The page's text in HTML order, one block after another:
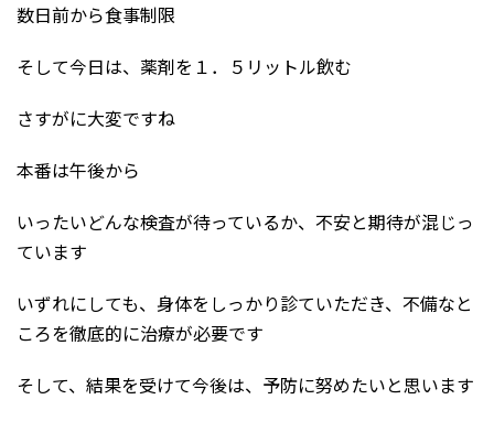
数日前から食事制限
そして今日は、薬剤を１．５リットル飲む
さすがに大変ですね
本番は午後から
いったいどんな検査が待っているか、不安と期待が混じっ
ています
いずれにしても、身体をしっかり診ていただき、不備なと
ころを徹底的に治療が必要です
そして、結果を受けて今後は、予防に努めたいと思います